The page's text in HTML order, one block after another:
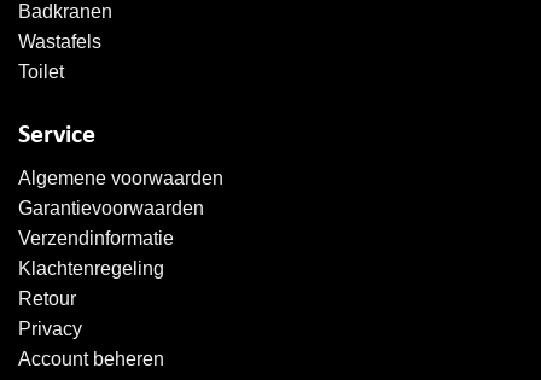
Badkranen
Wastafels
Toilet
Service
Algemene voorwaarden
Garantievoorwaarden
Verzendinformatie
Klachtenregeling
Retour
Privacy
Account beheren